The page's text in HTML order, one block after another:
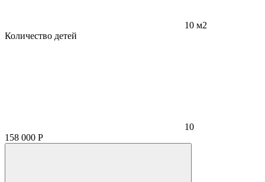
10 м2
Количество детей
10
158 000 Р